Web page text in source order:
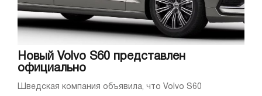
Новый Volvo S60 представлен
официально
Шведская компания объявила, что Volvo S60